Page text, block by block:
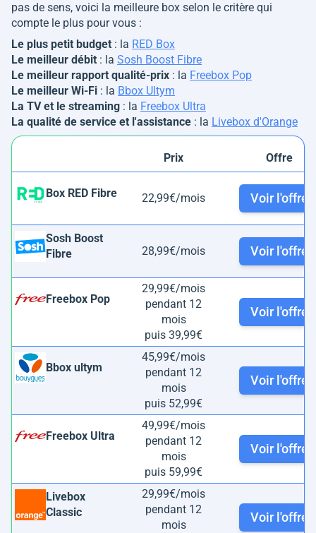
pas de sens, voici la meilleure box selon le critère qui
compte le plus pour vous :
Le plus petit budget : la RED Box
Le meilleur débit : la Sosh Boost Fibre
Le meilleur rapport qualité-prix : la Freebox Pop
Le meilleur Wi-Fi : la Bbox Ultym
La TV et le streaming : la Freebox Ultra
La qualité de service et l'assistance : la Livebox d'Orange
Prix Offre
Box RED Fibre 22,99€/mois Voir l'offre
Sosh Boost
Fibre
28,99€/mois Voir l'offre
Freebox Pop
29,99€/mois
pendant 12
mois
puis 39,99€
Voir l'offre
Bbox ultym
45,99€/mois
pendant 12
mois
puis 52,99€
Voir l'offre
Freebox Ultra
49,99€/mois
pendant 12
mois
puis 59,99€
Voir l'offre
Livebox
Classic
29,99€/mois
pendant 12
mois
Voir l'offre